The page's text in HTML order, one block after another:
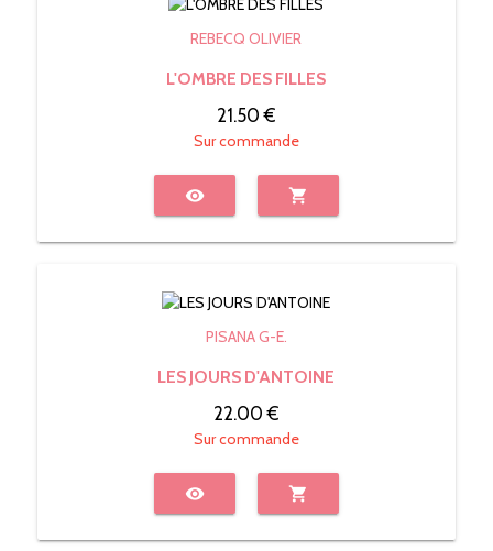
REBECQ OLIVIER
L'OMBRE DES FILLES
21.50 €
Sur commande
visibility shopping_cart
PISANA G-E.
LES JOURS D'ANTOINE
22.00 €
Sur commande
visibility shopping_cart